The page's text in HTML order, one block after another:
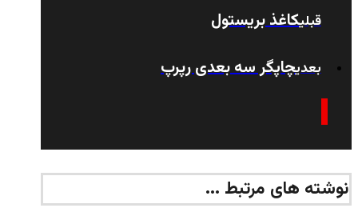
قبلیکاغذ بریستول
بعدیچاپگر سه بعدی رپرپ
نوشته های مرتبط ...